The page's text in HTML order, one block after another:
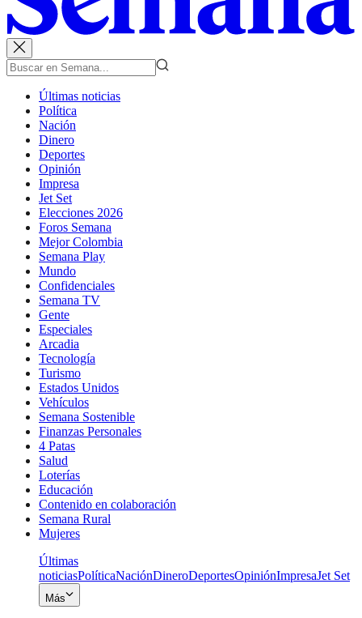
Últimas noticias
Política
Nación
Dinero
Deportes
Opinión
Impresa
Jet Set
Elecciones 2026
Foros Semana
Mejor Colombia
Semana Play
Mundo
Confidenciales
Semana TV
Gente
Especiales
Arcadia
Tecnología
Turismo
Estados Unidos
Vehículos
Semana Sostenible
Finanzas Personales
4 Patas
Salud
Loterías
Educación
Contenido en colaboración
Semana Rural
Mujeres
Últimas
noticiasPolíticaNaciónDineroDeportesOpiniónImpresaJet Set
Más